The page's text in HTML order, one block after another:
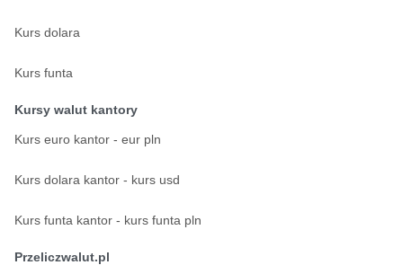
Kurs dolara
Kurs funta
Kursy walut kantory
Kurs euro kantor - eur pln
Kurs dolara kantor - kurs usd
Kurs funta kantor - kurs funta pln
Przeliczwalut.pl